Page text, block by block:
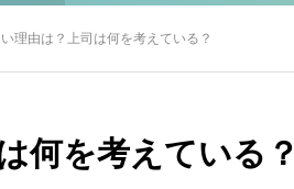
理由は？上司は何を考えている？
何を考えている？